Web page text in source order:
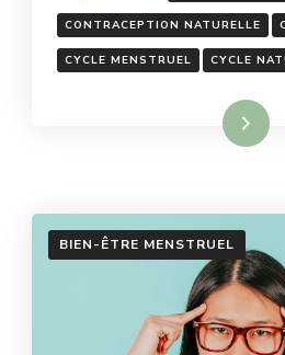
CONTRACEPTION NATURELLE
CYCLE MENSTRUEL CYCLE
Lire la suite
BIEN-ÊTRE MENSTRUEL